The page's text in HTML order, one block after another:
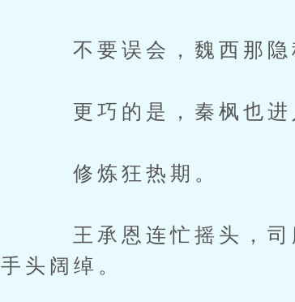
不要误会，魏西那隐秘
更巧的是，秦枫也进
修炼狂热期。
王承恩连忙摇头，司膳
手头阔绰。